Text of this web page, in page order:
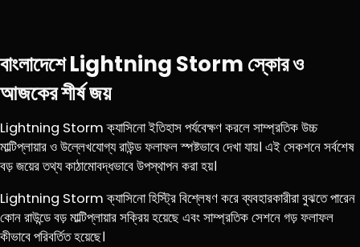
বাংলাদেশে Lightning Storm স্কোর ও
আজকের শীর্ষ জয়
Lightning Storm ক্যাসিনো ইতিহাস পর্যবেক্ষণ করলে সাম্প্রতিক উচ্চ
মাল্টিপ্লায়ার ও উল্লেখযোগ্য রাউন্ড ফলাফল স্পষ্টভাবে দেখা যায়। এই সেকশনে সর্বশেষ
বড় জয়ের তথ্য কাঠামোবদ্ধভাবে উপস্থাপন করা হয়।
Lightning Storm ক্যাসিনো হিস্ট্রি বিশ্লেষণ করে ব্যবহারকারীরা বুঝতে পারেন
কোন রাউন্ডে বড় মাল্টিপ্লায়ার সক্রিয় হয়েছে এবং সাম্প্রতিক সেশনে গড় ফলাফল
কীভাবে পরিবর্তিত হয়েছে।